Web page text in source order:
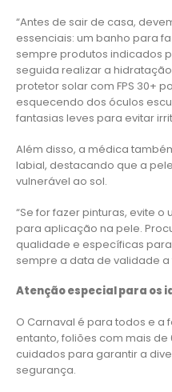
“Antes de sair de casa,
essenciais: um banho para
sempre produtos indicados
seguida realizar a
protetor solar com FPS 30+
esquecendo dos óculos
fantasias leves para evitar
Além disso, a médica
labial, destacando que a
vulnerável ao sol.
“Se for fazer pinturas, evite
para aplicação na pele.
qualidade e específicas
sempre a data de validade a
Atenção especial para os
O Carnaval é para todos e a
entanto, foliões com mais
cuidados para garantir a
segurança.